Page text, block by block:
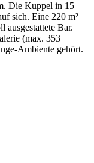
Die Kuppel in 15
sich. Eine 220 m²
ausgestattete Bar.
(max. 353
Ambiente gehört.